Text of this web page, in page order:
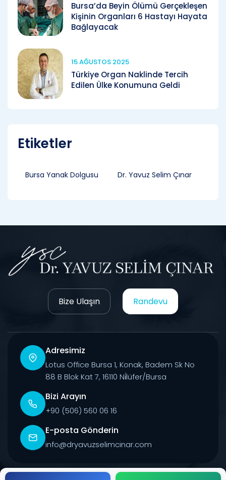
Bursa’da Beyin Ölümü Gerçekleşen
Kişinin Organları 6 Hastayı Hayata
Bağlayacak
15 AĞUSTOS 2025
Türkiye Organ Naklinde Tercih
Edilen Ülke Konumuna Geldi
Etiketler
Bursa Yanak Dolgusu Dr. Yavuz Selim Çınar
Bize Ulaşın Randevu
Adresimiz
Lotus Office Bursa 1, Konak, Badem Sk No
88 B Blok Kat 7, 16110 Ni̇lüfer/Bursa
Bizi Arayın
+90 (506) 560 06 16
E-posta Gönderin
info@dryavuzselimcinar.com